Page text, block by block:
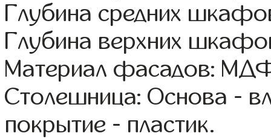
Глубина средних
Глубина верхних
Материал фасадов:
Столешница: Основа -
покрытие - пластик.